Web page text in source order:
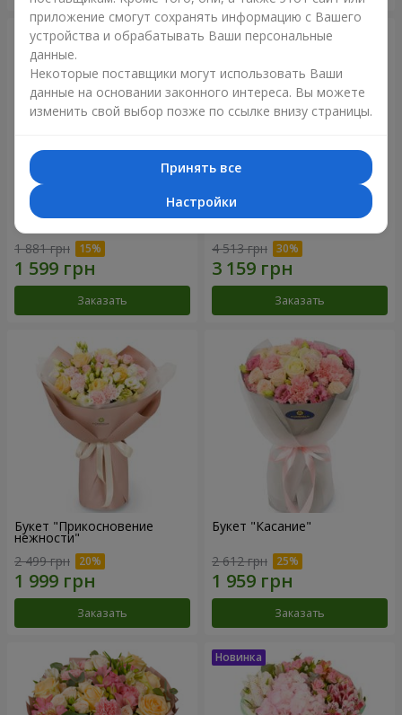
Букет "Дзинтарс"
1 881 грн
Заказать
Букет "Your Smile"
4 513 грн
Заказать
Букет "Прикосновение
нежности"
2 499 грн
Заказать
Букет "Касание"
2 612 грн
Заказать
приложение смогут сохранять информацию с Вашего
устройства и обрабатывать Ваши персональные
данные.
Некоторые поставщики могут использовать Ваши
данные на основании законного интереса. Вы можете
изменить свой выбор позже по ссылке внизу страницы.
Принять все
Настройки